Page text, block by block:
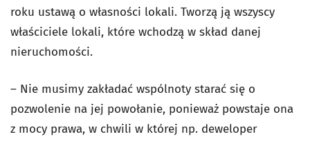
roku ustawą o własności lokali. Tworzą ją wszyscy
właściciele lokali, które wchodzą w skład danej
nieruchomości.
– Nie musimy zakładać wspólnoty starać się o
pozwolenie na jej powołanie, ponieważ powstaje ona
z mocy prawa, w chwili w której np. deweloper